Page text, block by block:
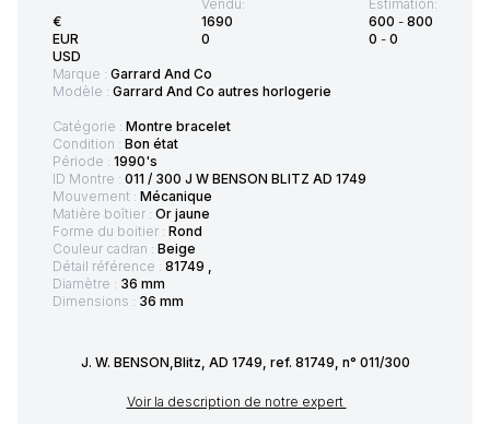
€
EUR
USD
Vendu:
1690
0
Estimation:
600 - 800
0 - 0
Marque : Garrard And Co
Modèle : Garrard And Co autres horlogerie
Catégorie : Montre bracelet
Condition : Bon état
Période : 1990's
ID Montre : 011 / 300 J W BENSON BLITZ AD 1749
Mouvement : Mécanique
Matière boîtier : Or jaune
Forme du boitier : Rond
Couleur cadran : Beige
Détail référence : 81749 ,
Diamètre : 36 mm
Dimensions : 36 mm
J. W. BENSON,Blitz, AD 1749, ref. 81749, n° 011/300
Voir la description de notre expert